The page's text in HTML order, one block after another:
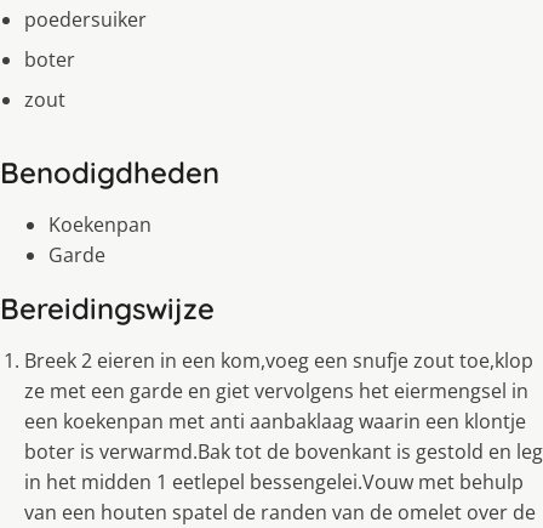
poedersuiker
boter
zout
Benodigdheden
Koekenpan
Garde
Bereidingswijze
Breek 2 eieren in een kom,voeg een snufje zout toe,klop
ze met een garde en giet vervolgens het eiermengsel in
een koekenpan met anti aanbaklaag waarin een klontje
boter is verwarmd.Bak tot de bovenkant is gestold en leg
in het midden 1 eetlepel bessengelei.Vouw met behulp
van een houten spatel de randen van de omelet over de